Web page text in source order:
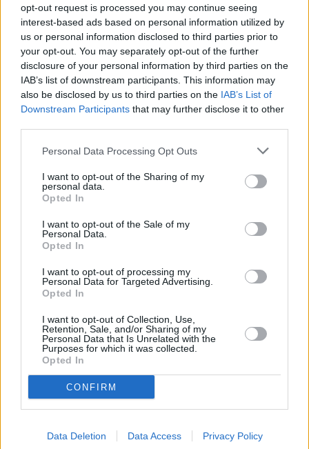
opt-out request is processed you may continue seeing
interest-based ads based on personal information utilized by
us or personal information disclosed to third parties prior to
your opt-out. You may separately opt-out of the further
disclosure of your personal information by third parties on the
IAB’s list of downstream participants. This information may
also be disclosed by us to third parties on the IAB’s List of
Downstream Participants that may further disclose it to other
Personal Data Processing Opt Outs
I want to opt-out of the Sharing of my
personal data.
Opted In
I want to opt-out of the Sale of my
Personal Data.
Opted In
I want to opt-out of processing my
Personal Data for Targeted Advertising.
Opted In
I want to opt-out of Collection, Use,
Retention, Sale, and/or Sharing of my
Personal Data that Is Unrelated with the
Purposes for which it was collected.
Opted In
CONFIRM
Data Deletion Data Access Privacy Policy
Με εφαρμογές Τεχνητής
Νοημοσύνης ενισχύεται η
λειτουργία της Βουλής
10:29, 02 Αυγούστου 2026
TECHIN
Worldbridge (Paylink):
Ανιχνεύθηκε παραβίαση σε
στις συναλλαγές"
15:36, 01 Αυγούστου 2026
Έρευνα: Οι χρήστες Mac είναι
07:59, 01 Αυγούστου 2026
Επενδύσεις 300 εκατ. ευρώ
στην Ελλάδα για διαστημική
14:02, 31 Ιουλίου 2026
TECHIN
Γιατί ο Τιμ Κουκ θεωρεί την
υβριδική AI της Apple